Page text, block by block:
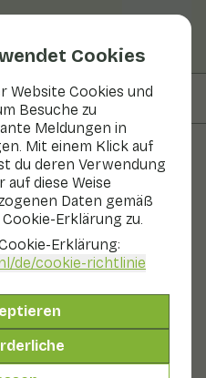
Cookies
Website Cookies und
Besuche zu
Meldungen in
Mit einem Klick auf
du deren Verwendung
diese Weise
Daten gemäß
Erklärung zu.
Erklärung:
/de/cookie-richtlinie
Huhn und
Kookt
p. P.